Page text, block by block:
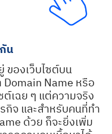
น
ของเว็บไซต์บน
Domain Name หรือ
ต์เฉย ๆ แต่ความจริง
กิจ และสำหรับคนที่ทำ
ด้วย ก็จะยิ่งเพิ่ม